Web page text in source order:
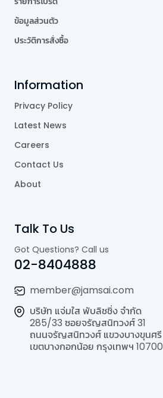
ข้อมูลส่วนตัว
ประวัติการสั่งซื้อ
Information
Privacy Policy
Latest News
Careers
Contact Us
About
Talk To Us
Got Questions? Call us
02-8404888
member@jamsai.com
บริษัท แจ่มใส พับลิชชิ่ง จำกัด
285/33 ซอยจรัญสนิทวงศ์ 31
ถนนจรัญสนิทวงศ์ แขวงบางขุนศรี
เขตบางกอกน้อย กรุงเทพฯ 10700